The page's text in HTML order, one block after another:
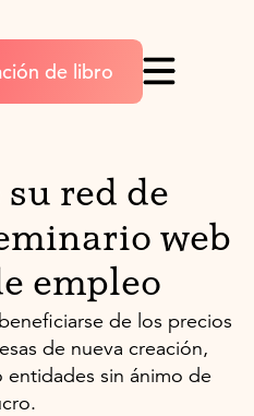
de libro
su red de
web
empleo
de los precios
de nueva creación,
entidades sin ánimo de